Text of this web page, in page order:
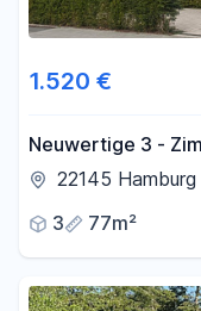
1.520 €
Neuwertige 3 -
erstklassiger
22145
3
77m²